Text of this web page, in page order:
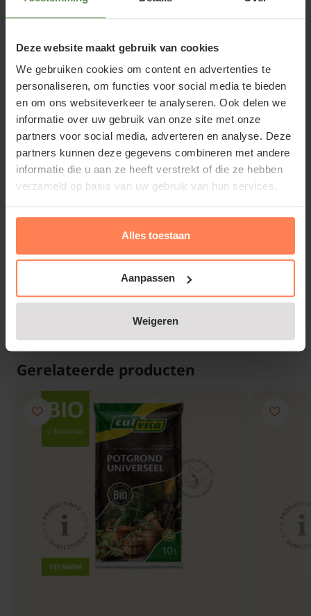
Deze website maakt gebruik van cookies
We gebruiken cookies om content en advertenties te
personaliseren, om functies voor social media te bieden
en om ons websiteverkeer te analyseren. Ook delen we
informatie over uw gebruik van onze site met onze
partners voor social media, adverteren en analyse. Deze
partners kunnen deze gegevens combineren met andere
informatie die u aan ze heeft verstrekt of die ze hebben
verzameld op basis van uw gebruik van hun services.
Alles toestaan
Aanpassen
Weigeren
Geglazuurde kwaliteit voor buiten
Deze pot is voorzien van een duurzame glazuurlaag,
waardoor hij weerbestendig, onderhoudsarm en
vorstbestendig is. De glazuur beschermt het
keramiek tegen weersinvloeden en geeft de pot een
rijke kleur met subtiele diepte.
Ideaal voor hoogte en karakter
Door de hogere vorm is deze Seoul bijzonder
plantenof een compactefruitboom. Ook een
zoals munt of peterselie komt in
deze pot prachtig tot zijn recht. Zo geeft u uw tuin of
terras extra warmte en structuur. De pot is voorzien
van een afwateringsgat voor een goede waterafvoer.
Persoonlijk en zorgvuldig bezorgd
Wij brengen deze potten zelf bij u thuis en zorgen
voor een stevige verpakking om beschadigingen te
voorkomen. Zo ontvangt u uw bestelling in perfecte
staat. Wilt u direct de pot vullen? Dan kunt u bij ons
potgrond ofhydrokorrels
meteen kunt aanplanten zonder extra gesjouw.
Lees meer
Gerelateerde producten